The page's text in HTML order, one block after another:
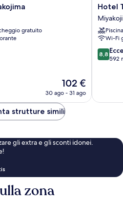
gratuito
Il
prezzo
attuale
è
102 €
102 €
30 ago - 31 ago
Hotel
Torifito
Resort
Hotel
Piscina
Wi-Fi
8.8
su
8,8
592
strutture simili
gli extra e gli sconti idonei.
zona